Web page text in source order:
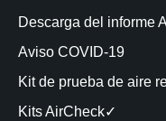
Descarga del informe
Aviso COVID-19
Kit de prueba de aire
Kits AirCheck✓